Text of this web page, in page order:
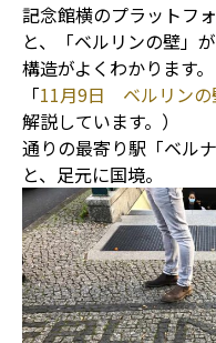
記念館横のプラットフ
と、「ベルリンの壁」
構造がよくわかります
「11月9日 ベルリンの
解説しています。）
通りの最寄り駅「ベル
と、足元に国境。